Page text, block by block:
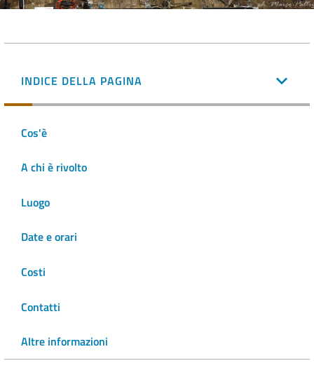
INDICE DELLA PAGINA
Cos'è
A chi è rivolto
Luogo
Date e orari
Costi
Contatti
Altre informazioni